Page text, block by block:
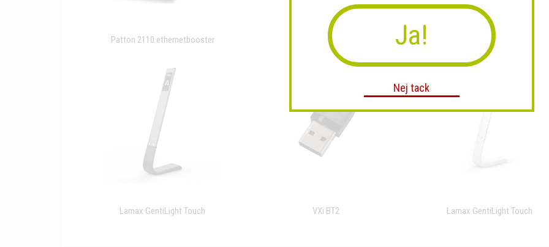
Patton 2110 ethernetbooster Lamax X10 Taurus Grandstream GXV3275
Lamax GentiLight Touch VXi BT2 Lamax GentiLight Touch
Ja!
Nej tack